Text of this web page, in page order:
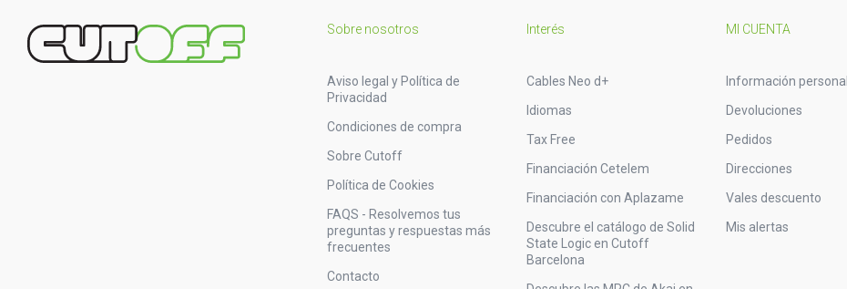
Sobre nosotros
Aviso legal y Política de
Privacidad
Condiciones de compra
Sobre Cutoff
Política de Cookies
FAQS - Resolvemos tus
preguntas y respuestas más
frecuentes
Contacto
Interés
Cables Neo d+
Idiomas
Tax Free
Financiación Cetelem
Financiación con Aplazame
Descubre el catálogo de Solid
State Logic en Cutoff
Barcelona
MI CUENTA
Información personal
Devoluciones
Pedidos
Direcciones
Vales descuento
Mis alertas